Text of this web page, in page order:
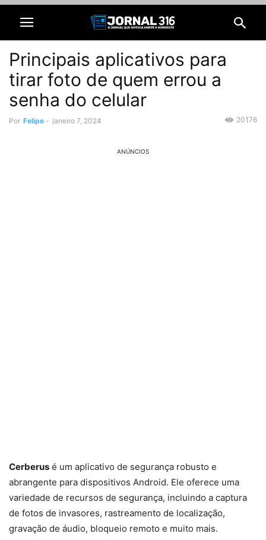
Principais aplicativos para
tirar foto de quem errou a
senha do celular
Por Felipe - janeiro 7, 2024 20176
ANÚNCIOS
Cerberus é um aplicativo de segurança robusto e
abrangente para dispositivos Android. Ele oferece uma
variedade de recursos de segurança, incluindo a captura
de fotos de invasores, rastreamento de localização,
gravação de áudio, bloqueio remoto e muito mais.